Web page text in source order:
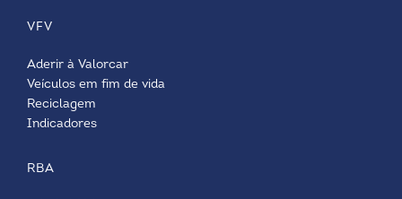
VFV
Aderir à Valorcar
Veículos em fim de vida
Reciclagem
Indicadores
RBA